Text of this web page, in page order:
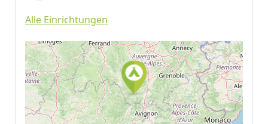
Alle Einrichtungen
Auf Google Maps